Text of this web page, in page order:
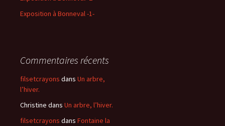
Exposition à Bonneval -1-
Commentaires récents
filsetcrayons dans Un arbre,
l’hiver.
Christine dans Un arbre, l’hiver.
filsetcrayons dans Fontaine la